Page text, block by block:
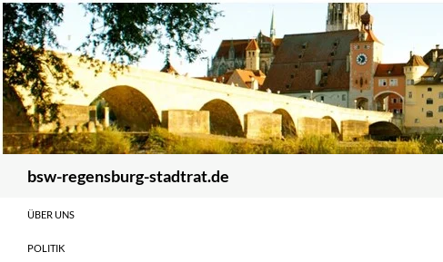
Zum
Inhalt
springen
bsw-regensburg-stadtrat.de
ÜBER UNS
POLITIK